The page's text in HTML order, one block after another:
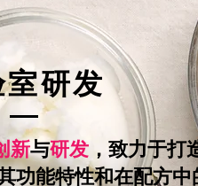
研发
新与研发，致力于打
功能特性和在配方中